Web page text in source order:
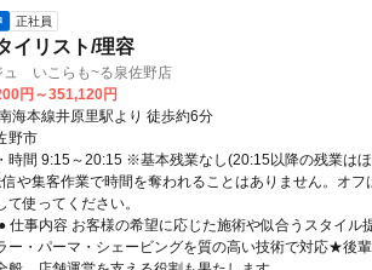
正社員
イリスト/理容
ュ いこらも~る泉佐野店
円～351,120円
海本線井原里駅より 徒歩約6分
野市
時間 9:15～20:15 ※基本残業なし(20:15以降の残業は
や集客作業で時間を奪われることはありません。オフ
て使ってください。
仕事内容 お客様の希望に応じた施術や似合うスタイル
ー・パーマ・シェービングを質の高い技術で対応★後